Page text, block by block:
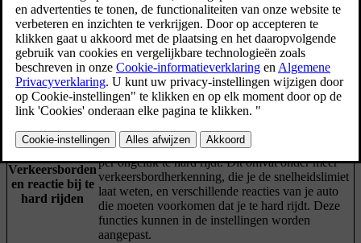
Je kunt veel van deze functies in de instellingen inschakelen,
uitschakelen en aanpassen.
Pilot Assist
Deze functie kan je helpen bij diverse
rijhandelingen, zoals sturen en het handhaven van
je snelheid. Pilot Assist kan in de instellingen
worden aangepast.
Verkeersborden
en reactie bij te
hard rijden
Diverse functies kunnen je helpen om je aan de
snelheidslimiet te houden en te voorkomen dat je
per ongeluk te hard rijdt. Dit omvat onder meer
verkeersbordherkenning, die je de snelheidslimiet
laat weten, en verschillende reacties van je auto
die moeten voorkomen dat je te hard rijdt. Deze
functies kunnen in de instellingen worden
aangepast.